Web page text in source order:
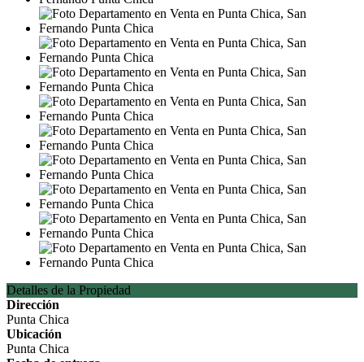
Detalles de la Propiedad
Dirección
Punta Chica
Ubicación
Punta Chica